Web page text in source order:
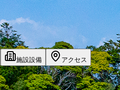
施設設備 アクセス